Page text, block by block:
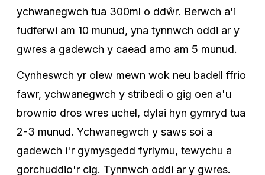
ychwanegwch tua 300ml o ddŵr. Berwch a'i
fudferwi am 10 munud, yna tynnwch oddi ar y
gwres a gadewch y caead arno am 5 munud.
Cynheswch yr olew mewn wok neu badell ffrio
fawr, ychwanegwch y stribedi o gig oen a'u
brownio dros wres uchel, dylai hyn gymryd tua
2-3 munud. Ychwanegwch y saws soi a
gadewch i'r gymysgedd fyrlymu, tewychu a
gorchuddio'r cig. Tynnwch oddi ar y gwres.